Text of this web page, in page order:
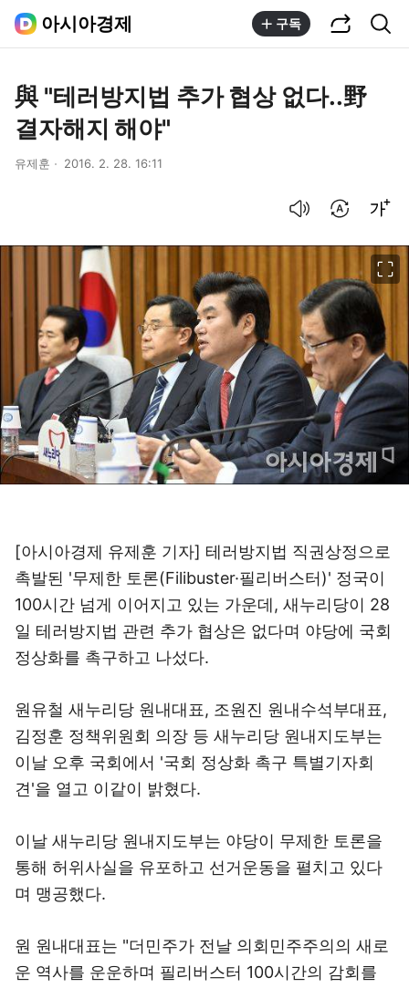
아시아경제 구독
與 "테러방지법 추가 협상 없다..野
결자해지 해야"
유제훈 2016. 2. 28. 16:11
[아시아경제 유제훈 기자] 테러방지법 직권상정으로
촉발된 '무제한 토론(Filibuster·필리버스터)' 정국이
100시간 넘게 이어지고 있는 가운데, 새누리당이 28
일 테러방지법 관련 추가 협상은 없다며 야당에 국회
정상화를 촉구하고 나섰다.
원유철 새누리당 원내대표, 조원진 원내수석부대표,
김정훈 정책위원회 의장 등 새누리당 원내지도부는
이날 오후 국회에서 '국회 정상화 촉구 특별기자회
견'을 열고 이같이 밝혔다.
이날 새누리당 원내지도부는 야당이 무제한 토론을
통해 허위사실을 유포하고 선거운동을 펼치고 있다
며 맹공했다.
원 원내대표는 "더민주가 전날 의회민주주의의 새로
운 역사를 운운하며 필리버스터 100시간의 감회를